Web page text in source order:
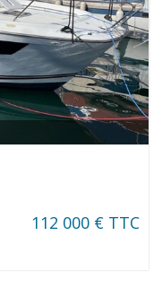
112 000 € TTC